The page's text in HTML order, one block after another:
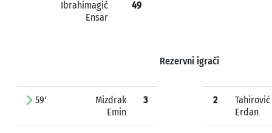
Ibrahimagić
Ensar
49
Rezervni igrači
59'
Mizdrak
Emin
3 2
Tahirović
Erdan